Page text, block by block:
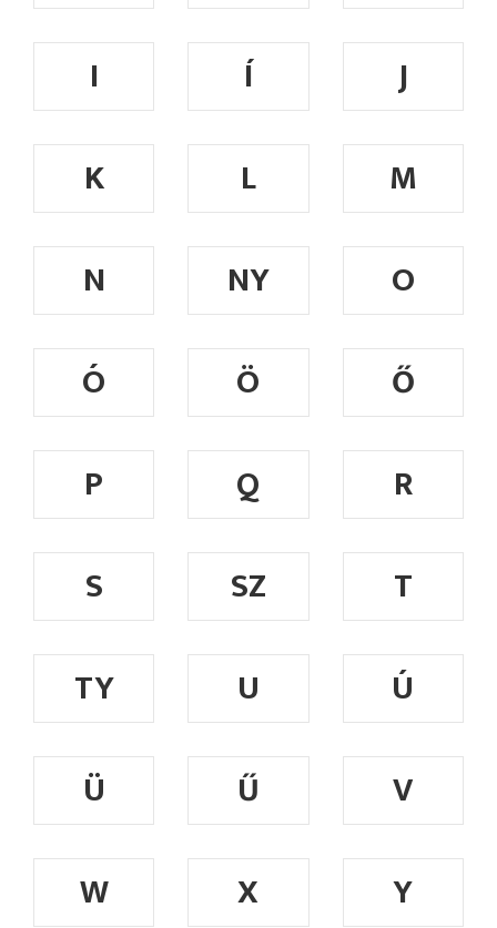
I
Í
J
K
L
M
N
NY
O
Ó
Ö
Ő
P
Q
R
S
SZ
T
TY
U
Ú
Ü
Ű
V
W
X Y